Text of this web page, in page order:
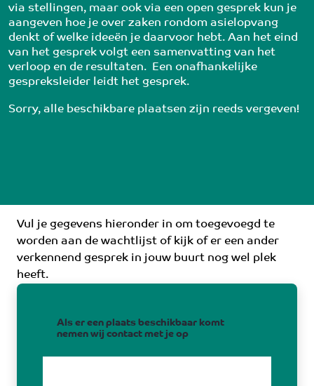
via stellingen, maar ook via een open gesprek kun je
aangeven hoe je over zaken rondom asielopvang
denkt of welke ideeën je daarvoor hebt. Aan het eind
van het gesprek volgt een samenvatting van het
verloop en de resultaten.  Een onafhankelijke
gespreksleider leidt het gesprek.
Sorry, alle beschikbare plaatsen zijn reeds vergeven!
Vul je gegevens hieronder in om toegevoegd te
worden aan de wachtlijst of kijk of er een ander
verkennend gesprek in jouw buurt nog wel plek
heeft.
Als er een plaats beschikbaar komt
nemen wij contact met je op